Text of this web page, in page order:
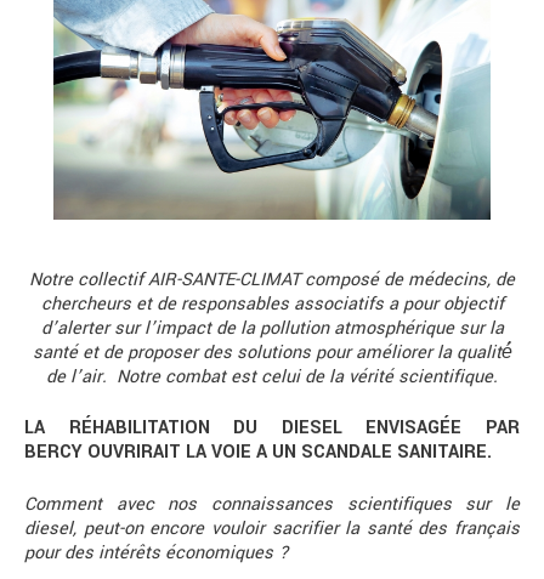
Notre collectif AIR-SANTE-CLIMAT composé de médecins, de
chercheurs et de responsables associatifs a pour objectif
d’alerter sur l’impact de la pollution atmosphérique sur la
santé et de proposer des solutions pour améliorer la qualité́
de l’air. Notre combat est celui de la vérité scientifique.
LA RÉHABILITATION DU DIESEL ENVISAGÉE PAR
BERCY OUVRIRAIT LA VOIE A UN SCANDALE SANITAIRE.
Comment avec nos connaissances scientifiques sur le
diesel, peut-on encore vouloir sacrifier la santé des français
pour des intérêts économiques ?